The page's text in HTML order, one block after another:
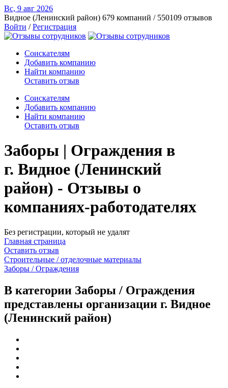
Вс, 9 авг 2026
Видное (Ленинский район) 679 компаний / 550109 отзывов
Войти /Регистрация
Соискателям
Добавить компанию
Найти компанию
Оставить отзыв
Соискателям
Добавить компанию
Найти компанию
Оставить отзыв
Заборы | Ограждения в
г. Видное (Ленинский
район) - Отзывы о
компаниях-работодателях
Без регистрации, который не удалят
Главная страница
Оставить отзыв
Строительные / отделочные материалы
Заборы / Ограждения
В категории Заборы / Ограждения
представлены организации г. Видное
(Ленинский район)